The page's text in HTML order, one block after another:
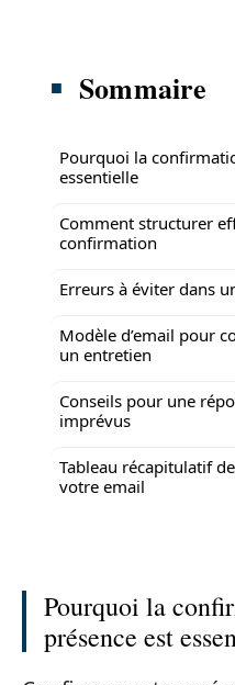
Sommaire
Pourquoi la
essentielle
Comment structurer
confirmation
Erreurs à éviter dans
Modèle d’email pour
un entretien
Conseils pour une
imprévus
Tableau récapitulatif
votre email
Pourquoi la
présence est